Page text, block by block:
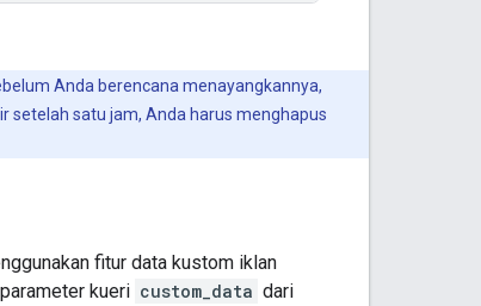
Anda berencana menayangkannya,
setelah satu jam, Anda harus menghapus
fitur data kustom iklan
kueri custom_data dari